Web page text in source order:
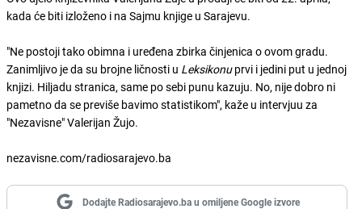
kada će biti izloženo i na Sajmu knjige u Sarajevu.
"Ne postoji tako obimna i uređena zbirka činjenica o ovom gradu.
Zanimljivo je da su brojne ličnosti u Leksikonuprvi i jedini put u jednoj
knjizi. Hiljadu stranica, same po sebi punu kazuju. No, nije dobro ni
pametno da se previše bavimo statistikom", kaže u intervjuu za
"Nezavisne" Valerijan Žujo.
nezavisne.com/radiosarajevo.ba
Dodajte Radiosarajevo.ba u omiljene Google izvore